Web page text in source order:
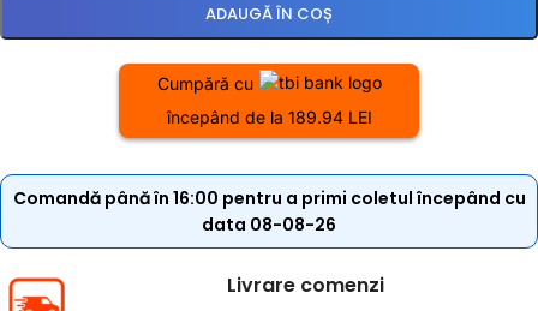
ADAUGĂ ÎN COȘ
Cumpără cu
începând de la 189.94 LEI
Comandă până în 16:00 pentru a primi coletul începând cu
data 08-08-26
Livrare comenzi